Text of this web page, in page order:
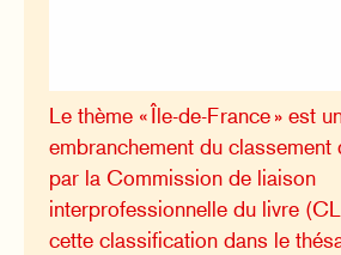
Le thème « Île-de-France » est
embranchement du classement
par la Commission de liaison
interprofessionnelle du livre
cette classification dans le